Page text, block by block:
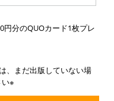
円分のQUOカード1枚プレ
、まだ出版していない場
※